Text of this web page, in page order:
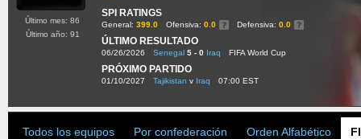
SPI RATINGS
General: 399.0 Ofensiva: 0.0 Defensiva: 0.0
ÚLTIMO RESULTADO
06/26/2026 Senegal 5 - 0 Iraq FIFA World Cup
PRÓXIMO PARTIDO
01/10/2027 Tajikistan v Iraq 07:00 EST
Último mes: 86
Último año: 91
Todos los equipos Por confederación Orden Alfabético